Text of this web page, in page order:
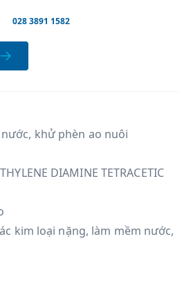
028 3891 1582
khử phèn ao nuôi
DIAMINE TETRACETIC
kim loại nặng, làm mềm nước,